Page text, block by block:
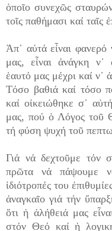
ὁποῖο συνεχῶς
τοῖς παθήμασι καί ταῖς
Ἀπ᾽ αὐτά εἶναι φανερό
μας, εἶναι ἀνάγκη ν᾽
ἑαυτό μας μέχρι καί
Τόσο βαθιά καί τόσο
καί οἰκειώθηκε σ᾽
μας, πού ὁ Λόγος τοῦ
τή φύση ψυχή τοῦ
Γιά νά δεχτοῦμε τόν
πρῶτα νά πάψουμε
ἰδιότροπές του
ἀναγκαῖο γιά τήν
ὅτι ἡ ἀλήθειά μας
στόν Θεό καί ἡ